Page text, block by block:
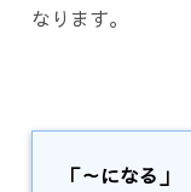
なります。
「～になる」